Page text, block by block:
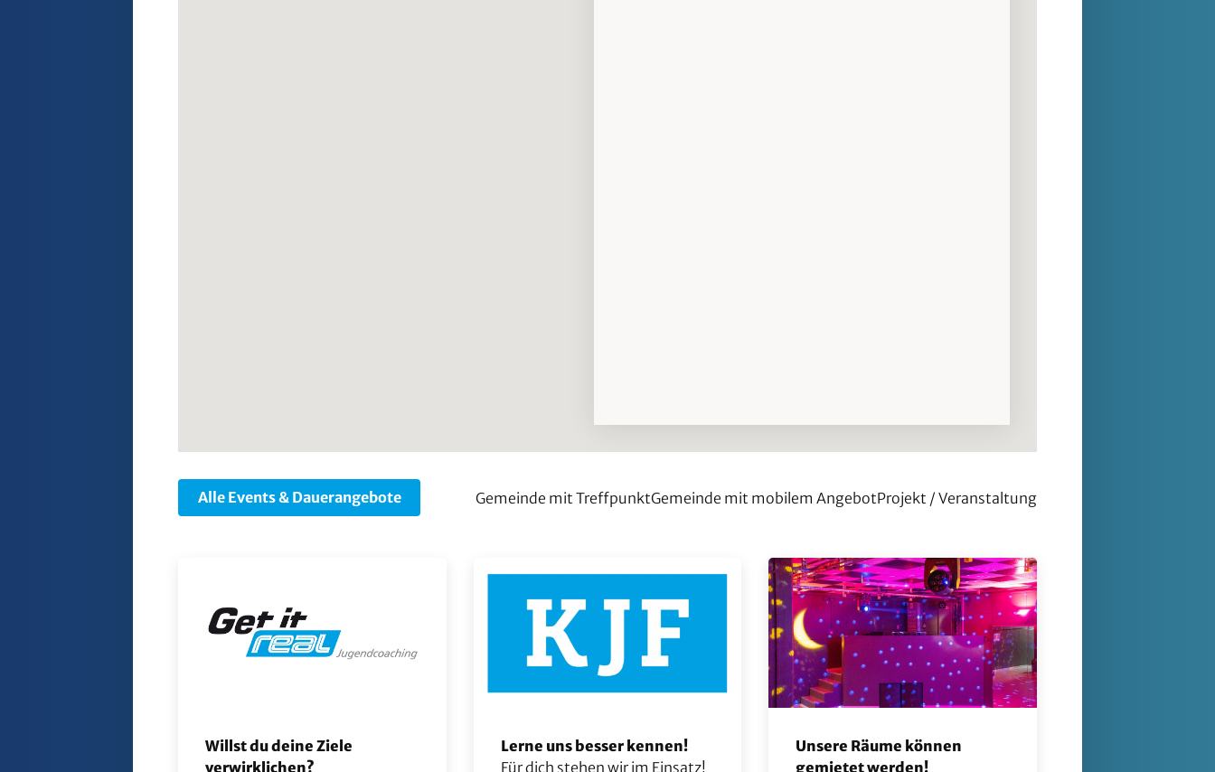
Alle Events & Dauerangebote Gemeinde mit TreffpunktGemeinde mit mobilem AngebotProjekt / Veranstaltung
Willst du deine Ziele
verwirklichen?
Lerne uns besser kennen!
Für dich stehen wir im Einsatz!
Unsere Räume können
gemietet werden!